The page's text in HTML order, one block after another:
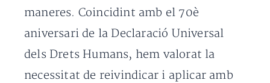
maneres. Coincidint amb el 70è
aniversari de la Declaració Universal
dels Drets Humans, hem valorat la
necessitat de reivindicar i aplicar amb